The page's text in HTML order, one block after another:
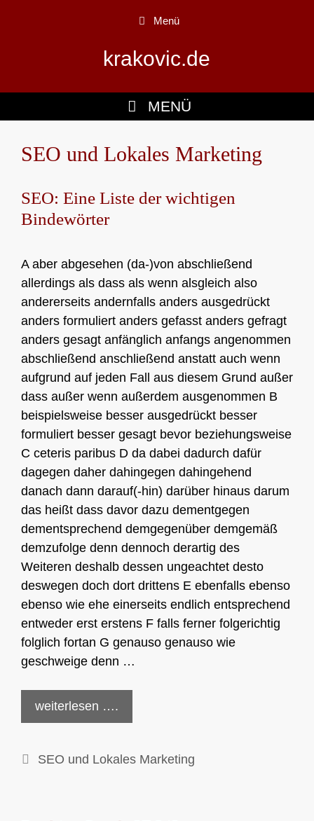
Menü
krakovic.de
MENÜ
SEO und Lokales Marketing
SEO: Eine Liste der wichtigen
Bindewörter
A aber abgesehen (da-)von abschließend
allerdings als dass als wenn alsgleich also
andererseits andernfalls anders ausgedrückt
anders formuliert anders gefasst anders gefragt
anders gesagt anfänglich anfangs angenommen
abschließend anschließend anstatt auch wenn
aufgrund auf jeden Fall aus diesem Grund außer
dass außer wenn außerdem ausgenommen B
beispielsweise besser ausgedrückt besser
formuliert besser gesagt bevor beziehungsweise
C ceteris paribus D da dabei dadurch dafür
dagegen daher dahingegen dahingehend
danach dann darauf(-hin) darüber hinaus darum
das heißt dass davor dazu dementgegen
dementsprechend demgegenüber demgemäß
demzufolge denn dennoch derartig des
Weiteren deshalb dessen ungeachtet desto
deswegen doch dort drittens E ebenfalls ebenso
ebenso wie ehe einerseits endlich entsprechend
entweder erst erstens F falls ferner folgerichtig
folglich fortan G genauso genauso wie
geschweige denn …
weiterlesen ….
Kategorien
SEO und Lokales Marketing